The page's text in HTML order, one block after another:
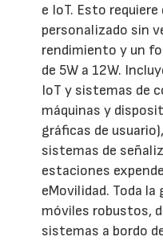
e IoT. Esto requiere
personalizado sin
rendimiento y un
de 5W a 12W.
IoT y sistemas de
máquinas y
gráficas de
sistemas de
estaciones
eMovilidad. Toda
móviles robustos,
sistemas a bordo